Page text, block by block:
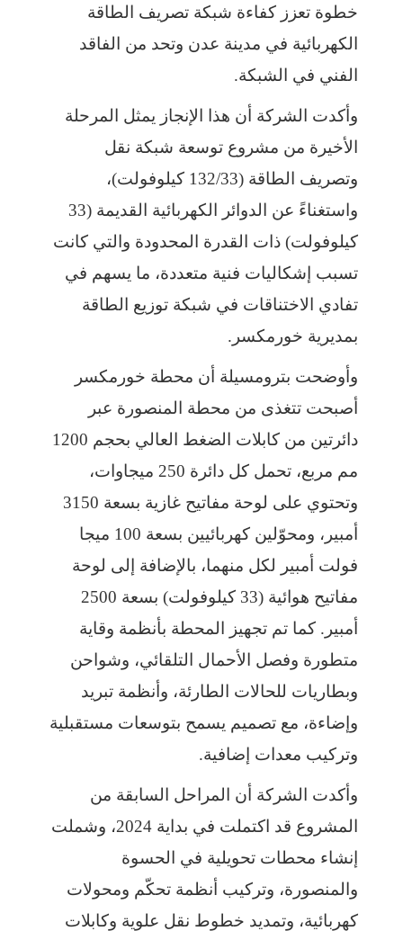
خطوة تعزز كفاءة شبكة تصريف الطاقة
الكهربائية في مدينة عدن وتحد من الفاقد
الفني في الشبكة.
وأكدت الشركة أن هذا الإنجاز يمثل المرحلة
الأخيرة من مشروع توسعة شبكة نقل
وتصريف الطاقة (132/33 كيلوفولت)،
واستغناءً عن الدوائر الكهربائية القديمة (33
كيلوفولت) ذات القدرة المحدودة والتي كانت
تسبب إشكاليات فنية متعددة، ما يسهم في
تفادي الاختناقات في شبكة توزيع الطاقة
بمديرية خورمكسر.
وأوضحت بترومسيلة أن محطة خورمكسر
أصبحت تتغذى من محطة المنصورة عبر
دائرتين من كابلات الضغط العالي بحجم 1200
مم مربع، تحمل كل دائرة 250 ميجاوات،
وتحتوي على لوحة مفاتيح غازية بسعة 3150
أمبير، ومحوّلين كهربائيين بسعة 100 ميجا
فولت أمبير لكل منهما، بالإضافة إلى لوحة
مفاتيح هوائية (33 كيلوفولت) بسعة 2500
أمبير. كما تم تجهيز المحطة بأنظمة وقاية
متطورة وفصل الأحمال التلقائي، وشواحن
وبطاريات للحالات الطارئة، وأنظمة تبريد
وإضاءة، مع تصميم يسمح بتوسعات مستقبلية
وتركيب معدات إضافية.
وأكدت الشركة أن المراحل السابقة من
المشروع قد اكتملت في بداية 2024، وشملت
إنشاء محطات تحويلية في الحسوة
والمنصورة، وتركيب أنظمة تحكّم ومحولات
كهربائية، وتمديد خطوط نقل علوية وكابلات